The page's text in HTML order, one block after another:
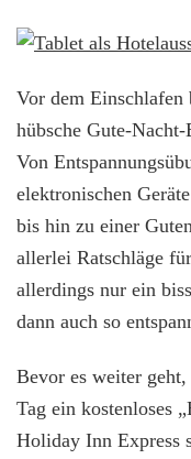
Vor dem Einschlafen
hübsche Gute-
Von
elektronischen
bis hin zu einer
allerlei Ratschläge
allerdings nur ein
dann auch so
Bevor es weiter
Tag ein kostenloses
Holiday Inn Express